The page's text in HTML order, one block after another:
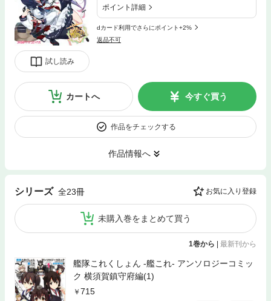
試し読み
ポイント詳細
dカード利用でさらにポイント+2%
返品不可
カートへ 今すぐ買う
作品をチェックする
作品情報へ
シリーズ 全23冊 お気に入り登録
未購入巻をまとめて買う
1巻から | 最新刊から
艦隊これくしょん -艦これ- アンソロジーコミッ
ク 横須賀鎮守府編(1)
715